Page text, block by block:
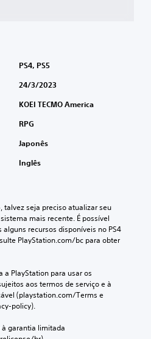
PS4, PS5
24/3/2023
KOEI TECMO America
RPG
Japonês
Inglês
talvez seja preciso atualizar seu
mais recente. É possível
alguns recursos disponíveis no PS4
PlayStation.com/bc para obter
a PlayStation para usar os
aos termos de serviço e à
(playstation.com/Terms e
policy).
garantia limitada